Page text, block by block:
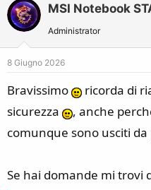
c
t
o
n
:
MSI Notebook
Administrator
8 Giugno 2026
Bravissimo
ricorda di
sicurezza
, anche
comunque sono usciti
Se hai domande mi trovi